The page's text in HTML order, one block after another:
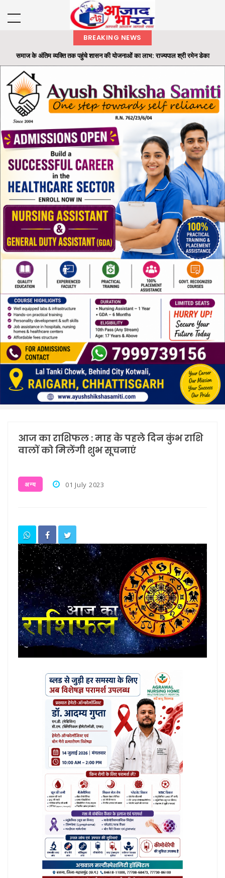
BREAKING NEWS
समाज के अंतिम व्यक्ति तक पहुंचे शासन की योजनाओं का लाभ: राज्यपाल श्री रमेन डेका
राज्यपाल ने ‘एक पेड़ मां के नाम’ अभियान के तहत कलेक्टोरेट परिसर में लगाया बादाम का पौधा
छाल पुलिस की बड़ी सफलता : SECL धरमखदान में ट्रांसफार्मर पार्ट्स व केबल चोरी का 24
घंटे में खुलासा...
भारतीय वन सेवा (IFS) के अधिकारियों की पदस्थापना में बड़ा फेरबदल
ओ.पी. जिंदल की 96वीं जयंती पर रायगढ़ में सेवा और जनभागीदारी का संदेश, रक्तदान से लेकर
स्वास्थ्य श...
आज का राशिफल : माह के पहले दिन कुंभ राशि
वालों को मिलेंगी शुभ सूचनाएं
अन्य 01 July 2023